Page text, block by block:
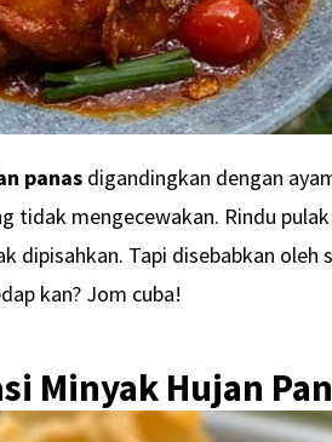
panas digandingkan dengan
tidak mengecewakan. Rindu
dipisahkan. Tapi disebabkan
kan? Jom cuba!
Minyak Hujan